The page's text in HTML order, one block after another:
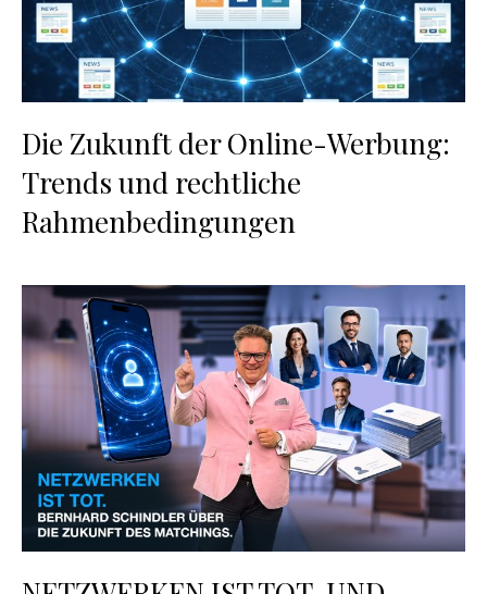
Die Zukunft der Online-Werbung:
Trends und rechtliche
Rahmenbedingungen